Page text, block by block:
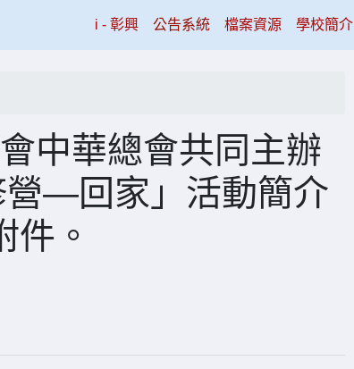
i - 彰興(current)
公告系統 檔案資源 學校簡介
中華總會共同主辦
營—回家」活動簡介
件。